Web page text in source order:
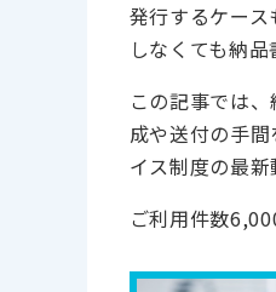
発行するケー
しなくても納
この記事では
成や送付の手
イス制度の最
ご利用件数